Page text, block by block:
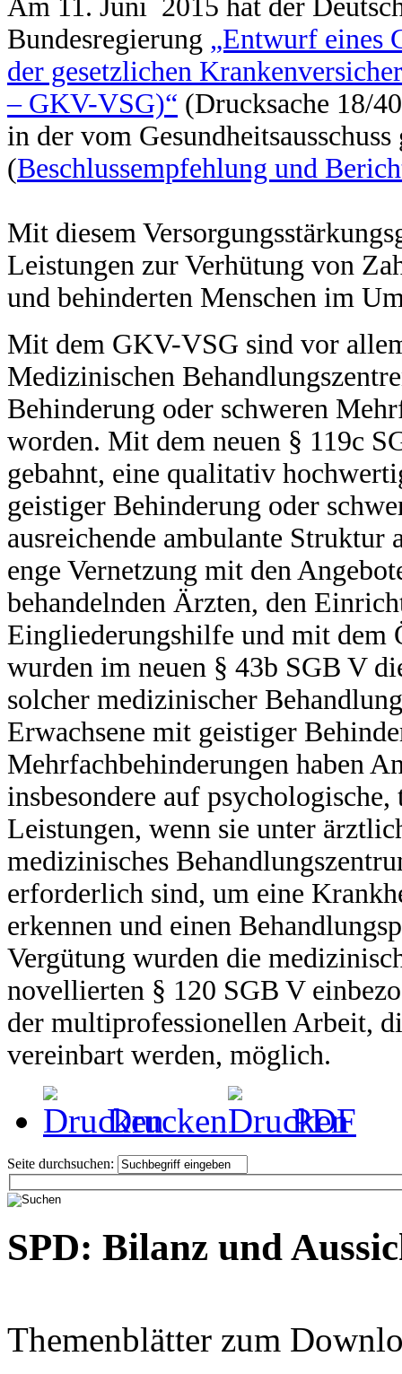
Am 11. Juni 2015 hat der
Bundesregierung „Entwurf eines
der gesetzlichen
– GKV-VSG)“ (Drucksache 18/
in der vom Gesundheitsausschuss
(Beschlussempfehlung und
Mit diesem
Leistungen zur Verhütung von
und behinderten Menschen im
Mit dem GKV-VSG sind vor
Medizinischen
Behinderung oder schweren
worden. Mit dem neuen § 119c
gebahnt, eine qualitativ
geistiger Behinderung oder
ausreichende ambulante Struktur
enge Vernetzung mit den
behandelnden Ärzten, den
Eingliederungshilfe und mit dem
wurden im neuen § 43b SGB V
solcher medizinischer
Erwachsene mit geistiger
Mehrfachbehinderungen haben
insbesondere auf
Leistungen, wenn sie unter
medizinisches
erforderlich sind, um eine
erkennen und einen
Vergütung wurden die
novellierten § 120 SGB V
der multiprofessionellen Arbeit,
vereinbart werden, möglich.
Drucken PDF
Seite durchsuchen:
SPD: Bilanz und
Themenblätter zum